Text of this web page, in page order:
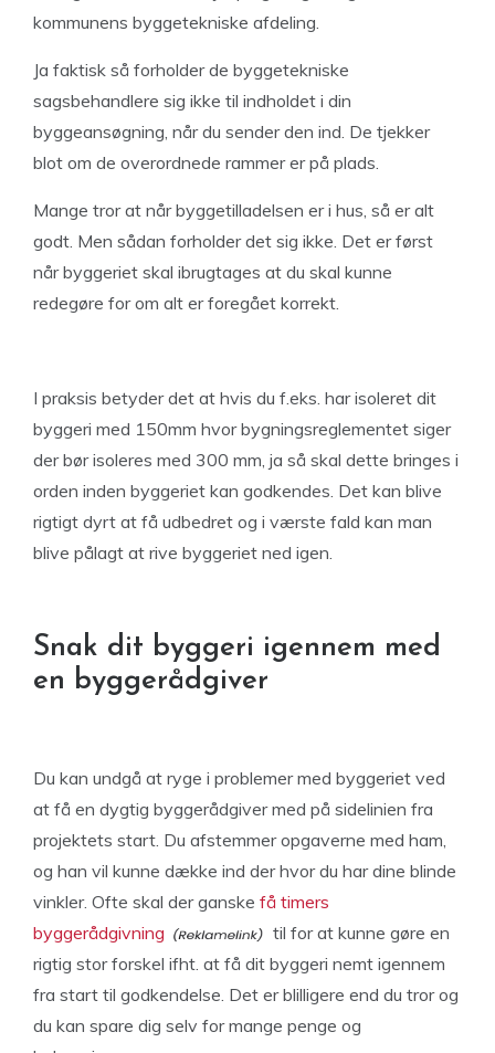
kommunens byggetekniske afdeling.
Ja faktisk så forholder de byggetekniske
sagsbehandlere sig ikke til indholdet i din
byggeansøgning, når du sender den ind. De tjekker
blot om de overordnede rammer er på plads.
Mange tror at når byggetilladelsen er i hus, så er alt
godt. Men sådan forholder det sig ikke. Det er først
når byggeriet skal ibrugtages at du skal kunne
redegøre for om alt er foregået korrekt.
I praksis betyder det at hvis du f.eks. har isoleret dit
byggeri med 150mm hvor bygningsreglementet siger
der bør isoleres med 300 mm, ja så skal dette bringes i
orden inden byggeriet kan godkendes. Det kan blive
rigtigt dyrt at få udbedret og i værste fald kan man
blive pålagt at rive byggeriet ned igen.
Snak dit byggeri igennem med
en byggerådgiver
Du kan undgå at ryge i problemer med byggeriet ved
at få en dygtig byggerådgiver med på sidelinien fra
projektets start. Du afstemmer opgaverne med ham,
og han vil kunne dække ind der hvor du har dine blinde
vinkler. Ofte skal der ganske få timers
byggerådgivning
til for at kunne gøre en
rigtig stor forskel ifht. at få dit byggeri nemt igennem
fra start til godkendelse. Det er blilligere end du tror og
du kan spare dig selv for mange penge og